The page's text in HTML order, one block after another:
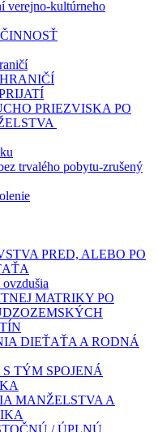
verejno-kultúrneho
PRIEZVISKA PO
trvalého pobytu-zrušený
PRED, ALEBO PO
MATRIKY PO
DIEŤAŤA A RODNÁ
TÝM SPOJENÁ
MANŽELSTVA A
/ ÚPLNÚ